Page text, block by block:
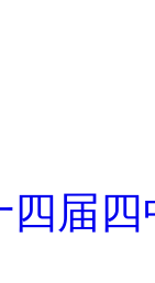
届